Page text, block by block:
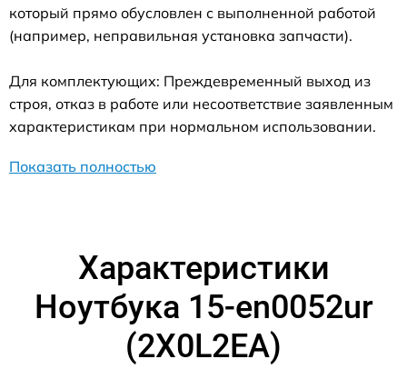
который прямо обусловлен с выполненной работой
(например, неправильная установка запчасти).
Для комплектующих: Преждевременный выход из
строя, отказ в работе или несоответствие заявленным
характеристикам при нормальном использовании.
Показать полностью
Характеристики
Ноутбука 15-en0052ur
(2X0L2EA)